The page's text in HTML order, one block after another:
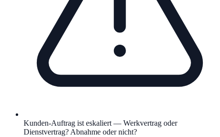
Kunden-Auftrag ist eskaliert — Werkvertrag oder
Dienstvertrag? Abnahme oder nicht?